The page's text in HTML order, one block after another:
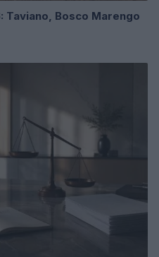
Bosco Marengo